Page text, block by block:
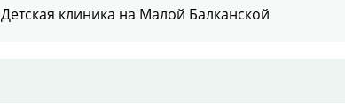
Детская клиника на Малой Балканской